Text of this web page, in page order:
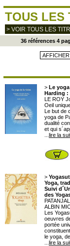
TOUS LES
> VOIR TOUS LES
36 références 4
> Le
Harding :
LE ROY
Oeil
Le but de
yoga de
dualité
et qui
lire la
>
Yoga,
Suivi
des
ALBIN
Les
oeuvres
portée
le yoga,
lire la